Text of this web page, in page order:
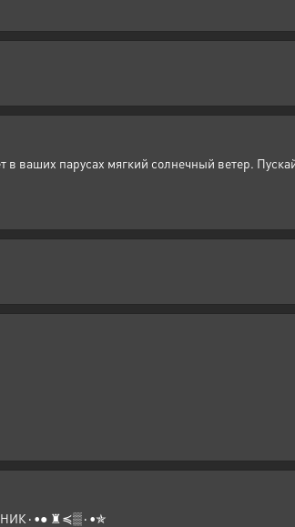
в ваших парусах мягкий солнечный ветер.
Муравей из Муравейник! ✯٠•●♜≼▒٠МУРАВЕЙНИК٠▒≽♜ ●•٠•✯